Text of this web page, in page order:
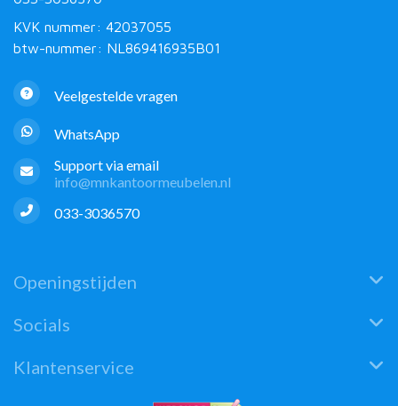
KVK nummer: 42037055
btw-nummer: NL869416935B01
Veelgestelde vragen
WhatsApp
Support via email
info@mnkantoormeubelen.nl
033-3036570
Openingstijden
Socials
Klantenservice